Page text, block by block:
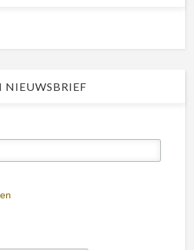
NIEUWSBRIEF